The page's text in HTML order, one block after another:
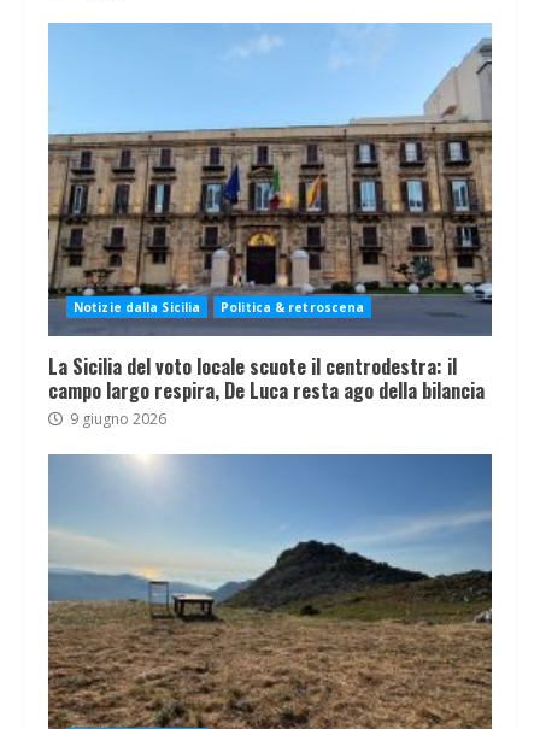
Notizie dalla Sicilia Politica & retroscena
La Sicilia del voto locale scuote il centrodestra: il
campo largo respira, De Luca resta ago della bilancia
9 giugno 2026